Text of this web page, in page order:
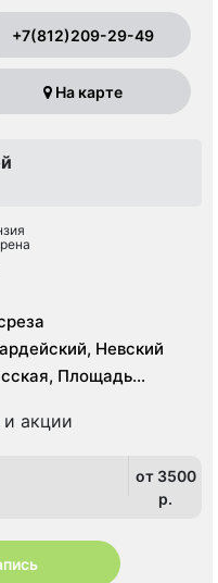
+7(812)209-29-49
На карте
Невский
Площадь
и акции
от 3500
p.